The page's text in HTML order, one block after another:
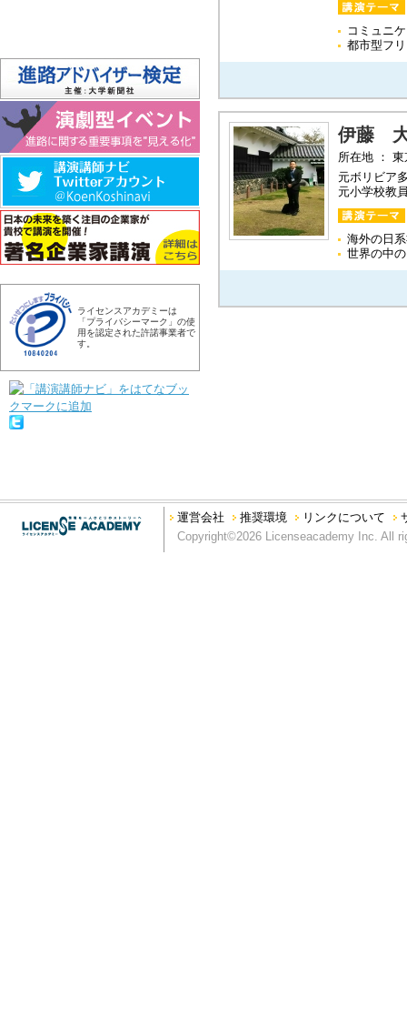
ライセンスアカデミーは
「プライバシーマーク」の使
用を認定された許諾事業者で
す。
コミュニ
都市型フ
伊藤
所在地 ：
元ボリビア
元小学校教
海外の日
世界の中
運営会社 推奨環境 リンクについて
Copyright©2026 Licenseacademy Inc. All